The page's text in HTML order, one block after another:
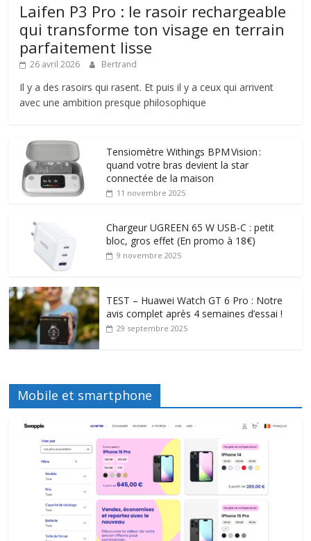
Laifen P3 Pro : le rasoir rechargeable
qui transforme ton visage en terrain
parfaitement lisse
26 avril 2026 Bertrand
Il y a des rasoirs qui rasent. Et puis il y a ceux qui arrivent
avec une ambition presque philosophique
Tensiomètre Withings BPM Vision :
quand votre bras devient la star
connectée de la maison
11 novembre 2025
Chargeur UGREEN 65 W USB-C : petit
bloc, gros effet (En promo à 18€)
9 novembre 2025
TEST – Huawei Watch GT 6 Pro : Notre
avis complet après 4 semaines d’essai !
29 septembre 2025
Mobile et smartphone